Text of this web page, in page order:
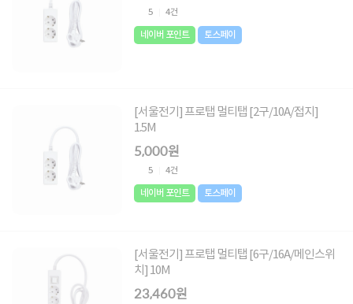
5 4건
네이버 포인트 토스페이
[서울전기] 프로탭 멀티탭 [2구/10A/접지]
1.5M
5,000원
5 4건
네이버 포인트 토스페이
[서울전기] 프로탭 멀티탭 [6구/16A/메인스위
치] 10M
23,460원